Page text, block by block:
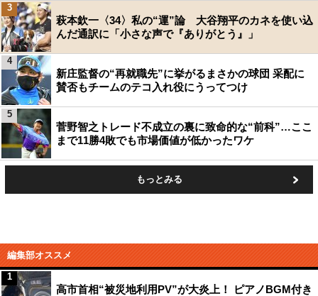
萩本欽一〈34〉私の“運”論 大谷翔平のカネを使い込
んだ通訳に「小さな声で『ありがとう』」
3
新庄監督の“再就職先”に挙がるまさかの球団 采配に
賛否もチームのテコ入れ役にうってつけ
4
菅野智之トレード不成立の裏に致命的な“前科”…ここ
まで11勝4敗でも市場価値が低かったワケ
5
もっとみる
編集部オススメ
高市首相“被災地利用PV”が大炎上！ ピアノBGM付き
1